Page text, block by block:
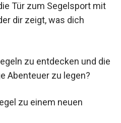
Tür zum Segelsport mit
dir zeigt, was dich
zu entdecken und die
Abenteuer zu legen?
zu einem neuen